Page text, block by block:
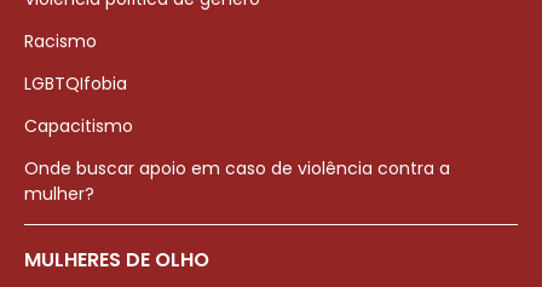
Racismo
LGBTQIfobia
Capacitismo
Onde buscar apoio em caso de violência contra a
mulher?
MULHERES DE OLHO